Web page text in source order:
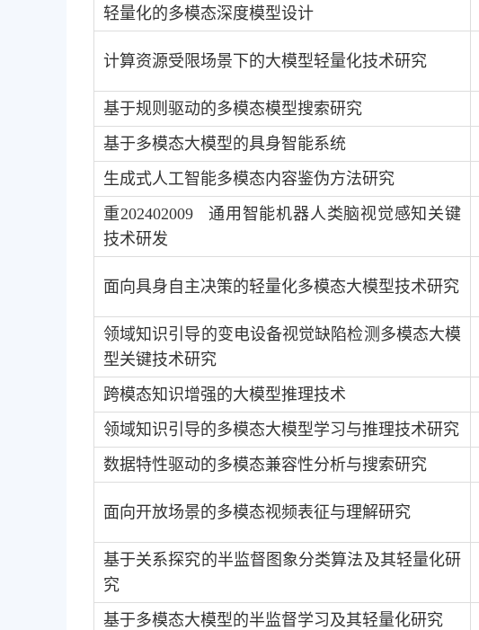
轻量化的多模态深度模型设计
计算资源受限场景下的大模型轻量化技术研究
基于规则驱动的多模态模型搜索研究
基于多模态大模型的具身智能系统
生成式人工智能多模态内容鉴伪方法研究
重202402009通用智能机器人类脑视觉感知关键
技术研发
面向具身自主决策的轻量化多模态大模型技术研究
领域知识引导的变电设备视觉缺陷检测多模态大模
型关键技术研究
跨模态知识增强的大模型推理技术
领域知识引导的多模态大模型学习与推理技术研究
数据特性驱动的多模态兼容性分析与搜索研究
面向开放场景的多模态视频表征与理解研究
基于关系探究的半监督图象分类算法及其轻量化研
究
基于多模态大模型的半监督学习及其轻量化研究